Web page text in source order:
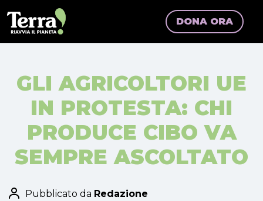
DONA ORA
GLI AGRICOLTORI UE
IN PROTESTA: CHI
PRODUCE CIBO VA
SEMPRE ASCOLTATO
Pubblicato da Redazione